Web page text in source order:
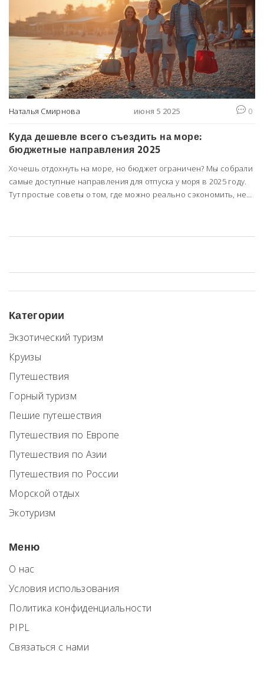
Наталья Смирнова июня 5 2025 0
Куда дешевле всего съездить на море:
бюджетные направления 2025
Хочешь отдохнуть на море, но бюджет ограничен? Мы собрали
самые доступные направления для отпуска у моря в 2025 году.
Тут простые советы о том, где можно реально сэкономить, не
Категории
Экзотический туризм
Круизы
Путешествия
Горный туризм
Пешие путешествия
Путешествия по Европе
Путешествия по Азии
Путешествия по России
Морской отдых
Экотуризм
Меню
О нас
Условия использования
Политика конфиденциальности
PIPL
Связаться с нами